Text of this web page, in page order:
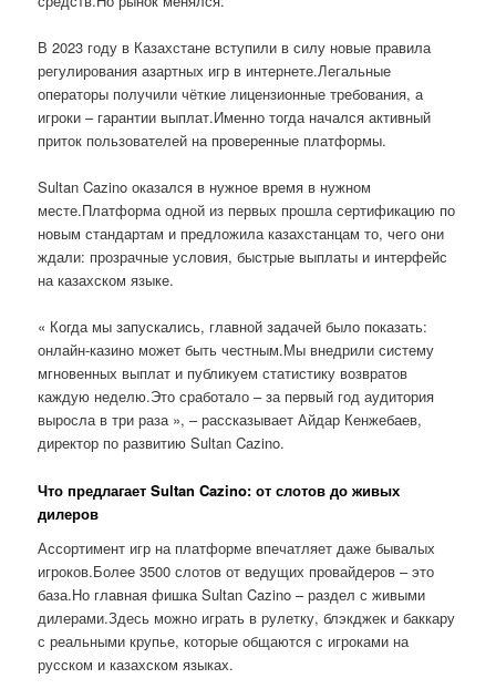
В 2023 году в Казахстане вступили в силу новые правила
регулирования азартных игр в интернете.Легальные
операторы получили чёткие лицензионные требования, а
игроки – гарантии выплат.Именно тогда начался активный
приток пользователей на проверенные платформы.
Sultan Cazino оказался в нужное время в нужном
месте.Платформа одной из первых прошла сертификацию по
новым стандартам и предложила казахстанцам то, чего они
ждали: прозрачные условия, быстрые выплаты и интерфейс
на казахском языке.
« Когда мы запускались, главной задачей было показать:
онлайн-казино может быть честным.Мы внедрили систему
мгновенных выплат и публикуем статистику возвратов
каждую неделю.Это сработало – за первый год аудитория
выросла в три раза », – рассказывает Айдар Кенжебаев,
директор по развитию Sultan Cazino.
Что предлагает Sultan Cazino: от слотов до живых
дилеров
Ассортимент игр на платформе впечатляет даже бывалых
игроков.Более 3500 слотов от ведущих провайдеров – это
база.Но главная фишка Sultan Cazino – раздел с живыми
дилерами.Здесь можно играть в рулетку, блэкджек и баккару
с реальными крупье, которые общаются с игроками на
русском и казахском языках.